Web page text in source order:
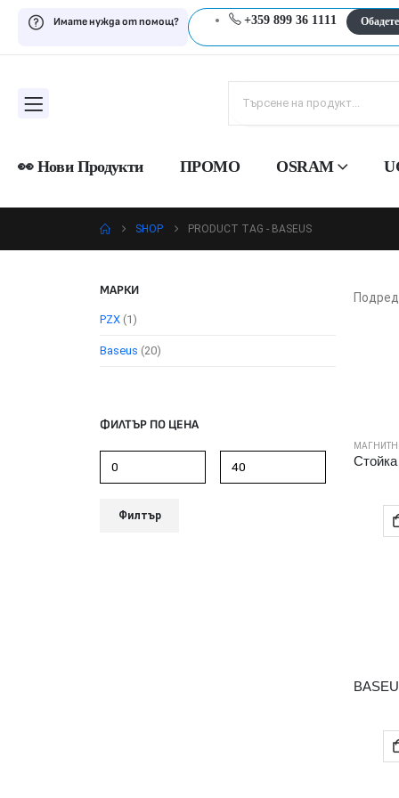
Имате нужда от помощ? +359 899 36 1111
👀 Нови Продукти ПРОМО OSRAM
SHOP PRODUCT TAG - BASEUS
МАРКИ
PZX (1)
Baseus (20)
ФИЛТЪР ПО ЦЕНА
Филтър